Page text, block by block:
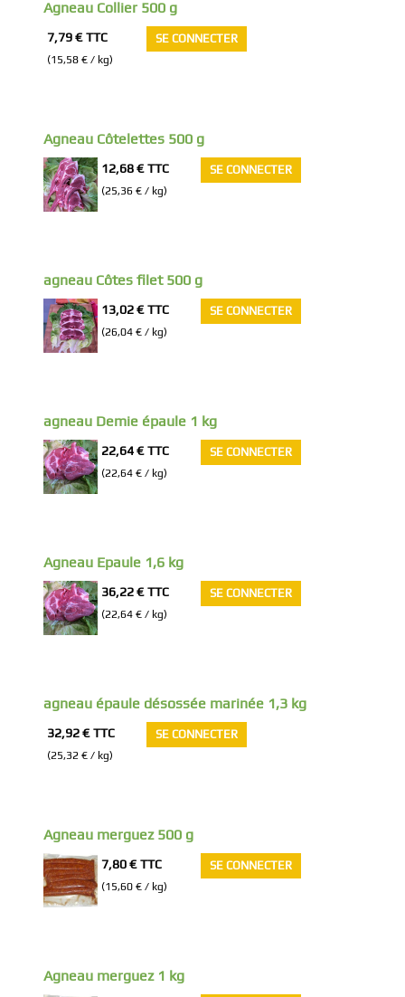
Agneau Collier 500 g
7,79 € TTC
(15,58 € / kg)
SE CONNECTER
Agneau Côtelettes 500 g
12,68 € TTC
(25,36 € / kg)
SE CONNECTER
agneau Côtes filet 500 g
13,02 € TTC
(26,04 € / kg)
SE CONNECTER
agneau Demie épaule 1 kg
22,64 € TTC
(22,64 € / kg)
SE CONNECTER
Agneau Epaule 1,6 kg
36,22 € TTC
(22,64 € / kg)
SE CONNECTER
agneau épaule désossée marinée 1,3 kg
32,92 € TTC
(25,32 € / kg)
SE CONNECTER
Agneau merguez 500 g
7,80 € TTC
(15,60 € / kg)
SE CONNECTER
Agneau merguez 1 kg